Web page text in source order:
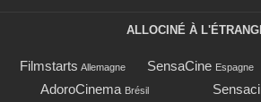
ALLOCINÉ À
Filmstarts Allemagne SensaCine Espagne
AdoroCinema Brésil